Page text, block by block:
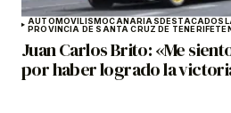
AUTOMOVILISMOCANARIASDESTACADOS
PROVINCIA DE SANTA CRUZ DE TENERIFE
Juan Carlos Brito: «Me
por haber logrado la